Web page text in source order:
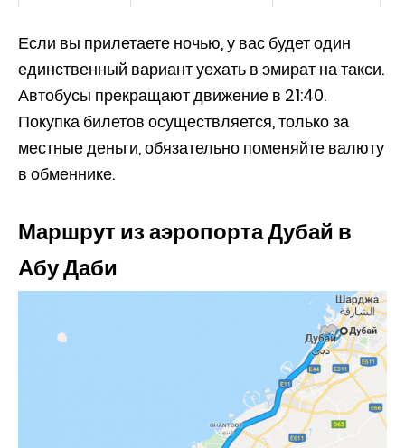
Если вы прилетаете ночью, у вас будет один
единственный вариант уехать в эмират на такси.
Автобусы прекращают движение в 21:40.
Покупка билетов осуществляется, только за
местные деньги, обязательно поменяйте валюту
в обменнике.
Маршрут из аэропорта Дубай в
Абу Даби